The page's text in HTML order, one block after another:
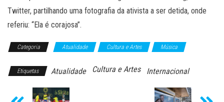
Twitter, partilhando uma fotografia da ativista a ser detida, onde
referiu: “Ela é corajosa”.
Categoria Atualidade Cultura e Artes Música
Etiquetas Atualidade Cultura e Artes Internacional